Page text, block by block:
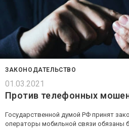
ЗАКОНОДАТЕЛЬСТВО
01.03.2021
Против телефонных
Государственной думой РФ принят
операторы мобильной связи обязаны